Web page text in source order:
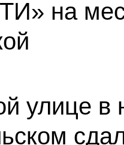
на
улице